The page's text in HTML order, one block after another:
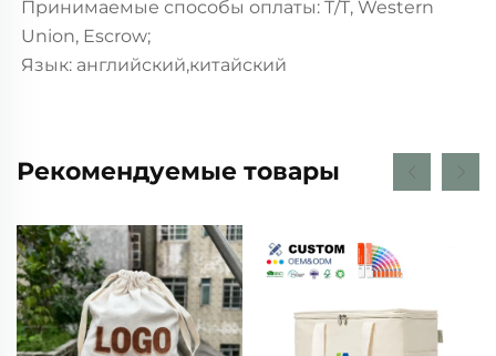
Принимаемые способы оплаты: T/T, Western
Union, Escrow;
Язык: английский,китайский
Рекомендуемые товары